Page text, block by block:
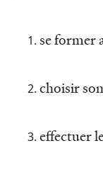
se former
choisir
effectuer